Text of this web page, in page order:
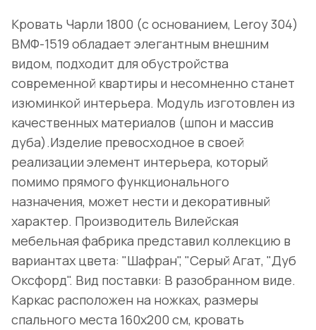
Кровать Чарли 1800 (с основанием, Leroy 304)
ВМФ-1519 обладает элегантным внешним
видом, подходит для обустройства
современной квартиры и несомненно станет
изюминкой интерьера. Модуль изготовлен из
качественных материалов (шпон и массив
дуба).Изделие превосходное в своей
реализации элемент интерьера, который
помимо прямого функционального
назначения, может нести и декоративный
характер. Производитель Вилейская
мебельная фабрика представил коллекцию в
вариантах цвета: "Шафран", "Серый Агат, "Дуб
Оксфорд". Вид поставки: В разобранном виде.
Каркас расположен на ножках, размеры
спального места 160х200 см, кровать